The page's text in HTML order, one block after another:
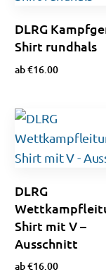
DLRG
Shirt rundhals
ab€16.00
DLRG
Shirt mit V –
Ausschnitt
ab€16.00